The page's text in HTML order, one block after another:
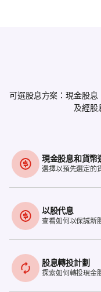
可選股息方案：現金股
及經股
現金股息和貨幣
選擇以預先選定的
以股代息
查看如何以保誠新
股息轉投計劃
探索如何轉投現金